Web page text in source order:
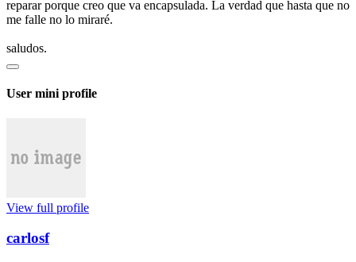
reparar porque creo que va encapsulada. La verdad que hasta que no
me falle no lo miraré.
saludos.
User mini profile
View full profile
carlosf